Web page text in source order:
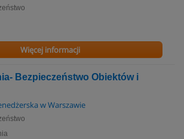
Więcej informacji
Bezpieczeństwo Obiektów i
w Warszawie